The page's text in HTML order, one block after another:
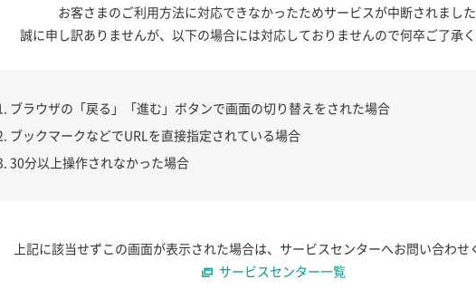
お客さまのご利用方法に対応できなかったためサービスが中断されました
誠に申し訳ありませんが、 以下の場合には対応しておりませんので何卒ご了承く
ブラウザの「戻る」「進む」ボタンで画面の切り替えをされた場合
ブックマークなどでURLを直接指定されている場合
30分以上操作されなかった場合
上記に該当せずこの画面が表示された場合は、サービスセンターへお問い合わせ
サービスセンター一覧